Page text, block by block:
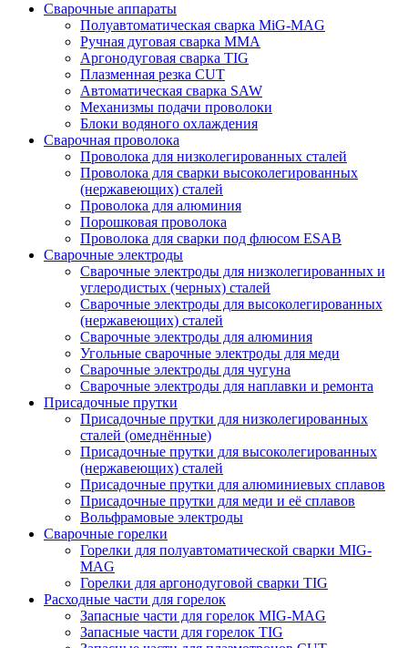
Сварочные аппараты
Полуавтоматическая сварка MiG-MAG
Ручная дуговая сварка MMA
Аргонодуговая сварка TIG
Плазменная резка CUT
Автоматическая сварка SAW
Механизмы подачи проволоки
Блоки водяного охлаждения
Сварочная проволока
Проволока для низколегированных сталей
Проволока для сварки высоколегированных
(нержавеющих) сталей
Проволока для алюминия
Порошковая проволока
Проволока для сварки под флюсом ESAB
Сварочные электроды
Сварочные электроды для низколегированных и
углеродистых (черных) сталей
Сварочные электроды для высоколегированных
(нержавеющих) сталей
Сварочные электроды для алюминия
Угольные сварочные электроды для меди
Сварочные электроды для чугуна
Сварочные электроды для наплавки и ремонта
Присадочные прутки
Присадочные прутки для низколегированных
сталей (омеднённые)
Присадочные прутки для высоколегированных
(нержавеющих) сталей
Присадочные прутки для алюминиевых сплавов
Присадочные прутки для меди и её сплавов
Вольфрамовые электроды
Сварочные горелки
Горелки для полуавтоматической сварки MIG-
MAG
Горелки для аргонодуговой сварки TIG
Расходные части для горелок
Запасные части для горелок MIG-MAG
Запасные части для горелок TIG